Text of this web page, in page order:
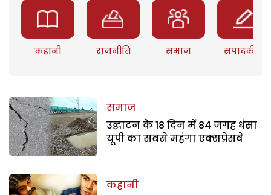
कहानी राजनीति समाज संपादकीय
समाज
उद्घाटन के 18 दिन में 84 जगह धंसा
यूपी का सबसे महंगा एक्सप्रेसवे
कहानी